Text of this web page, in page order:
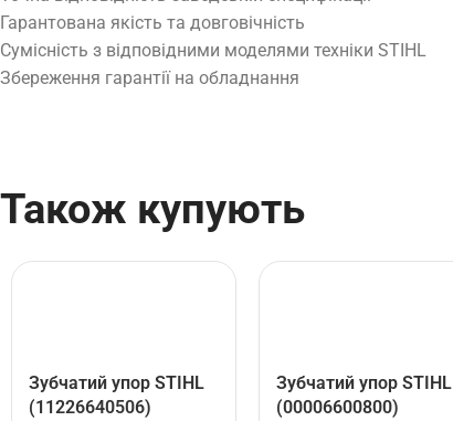
Гарантована якість та довговічність
Сумісність з відповідними моделями техніки STIHL
Збереження гарантії на обладнання
Також купують
Зубчатий упор STIHL
(11226640506)
Зубчатий упор STIHL
(00006600800)